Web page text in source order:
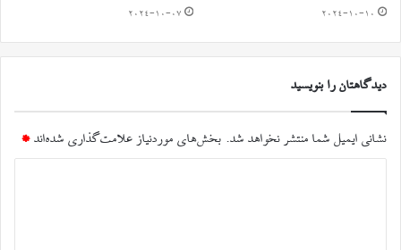
2024-10-10
2024-10-07
دیدگاهتان را بنویسید
نشانی ایمیل شما منتشر نخواهد شد. بخش‌های موردنیاز علامت‌گذاری شده‌اند *